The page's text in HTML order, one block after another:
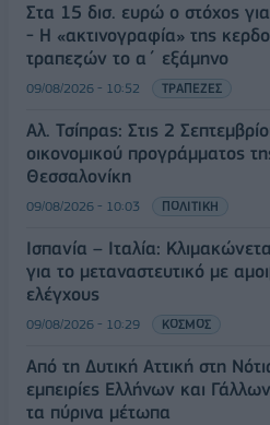
Στα 15 δισ. ευρώ ο στόχος
- Η «ακτινογραφία» της
τραπεζών το α΄ εξάμηνο
09/08/2026 - 10:52 ΤΡΑΠΕΖΕΣ
Αλ. Τσίπρας: Στις 2
οικονομικού προγράμματος
Θεσσαλονίκη
09/08/2026 - 10:03 ΠΟΛΙΤΙΚΗ
Ισπανία – Ιταλία:
για το μεταναστευτικό με
ελέγχους
09/08/2026 - 10:29 ΚΟΣΜΟΣ
Από τη Δυτική Αττική στη
εμπειρίες Ελλήνων και
τα πύρινα μέτωπα